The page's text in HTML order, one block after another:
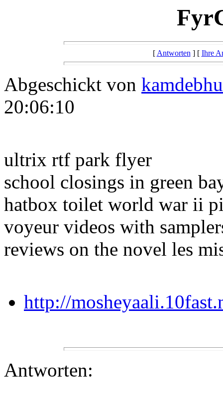
[Antworten] [ Ihre
Abgeschickt von
20:06:10
ultrix rtf park flyer
school closings in green
hatbox toilet world war ii
voyeur videos with
reviews on the novel les
http://
Antworten: